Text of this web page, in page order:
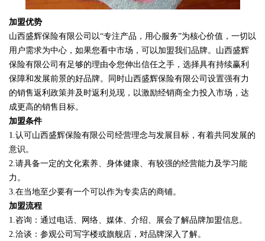
加盟优势
山西盛辉保险有限公司以“专注产品，用心服务”为核心价值，一切以
用户需求为中心，如果您看中市场，可以加盟我们品牌。山西盛辉
保险有限公司有足够的理由令您伸出信任之手，选择具有持续赢利
保障和发展前景的好品牌。同时山西盛辉保险有限公司设置强有力
的销售返利政策并及时返利兑现，以激励经销商全力投入市场，达
成更高的销售目标。
加盟条件
1.认可山西盛辉保险有限公司经营理念与发展目标，有着共同发展的
意识。
2.请具备一定的文化素养、身体健康、有较强的经营能力及学习能
力。
3.在当地至少要有一个可以作为专卖店的商铺。
加盟流程
1.咨询：通过电话、网络、媒体、介绍、展会了解品牌加盟信息。
2.洽谈：参观公司写字楼或旗舰店，对品牌深入了解。